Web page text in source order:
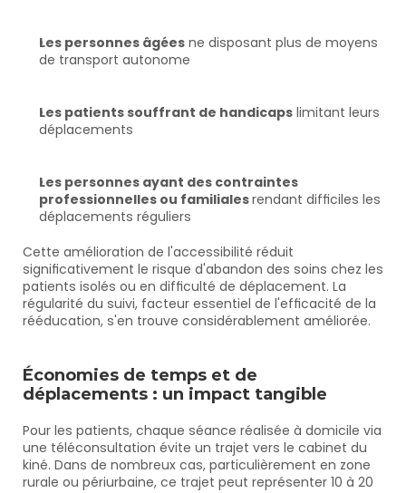
Les personnes âgées ne disposant plus de moyens
de transport autonome
Les patients souffrant de handicaps limitant leurs
déplacements
Les personnes ayant des contraintes
professionnelles ou familiales rendant difficiles les
déplacements réguliers
Cette amélioration de l'accessibilité réduit
significativement le risque d'abandon des soins chez les
patients isolés ou en difficulté de déplacement. La
régularité du suivi, facteur essentiel de l'efficacité de la
rééducation, s'en trouve considérablement améliorée.
Économies de temps et de
déplacements : un impact tangible
Pour les patients, chaque séance réalisée à domicile via
une téléconsultation évite un trajet vers le cabinet du
kiné. Dans de nombreux cas, particulièrement en zone
rurale ou périurbaine, ce trajet peut représenter 10 à 20